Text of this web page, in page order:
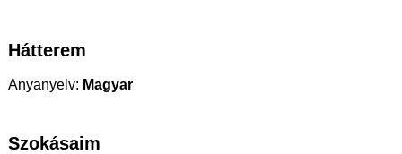
Hátterem
Anyanyelv: Magyar
Szokásaim